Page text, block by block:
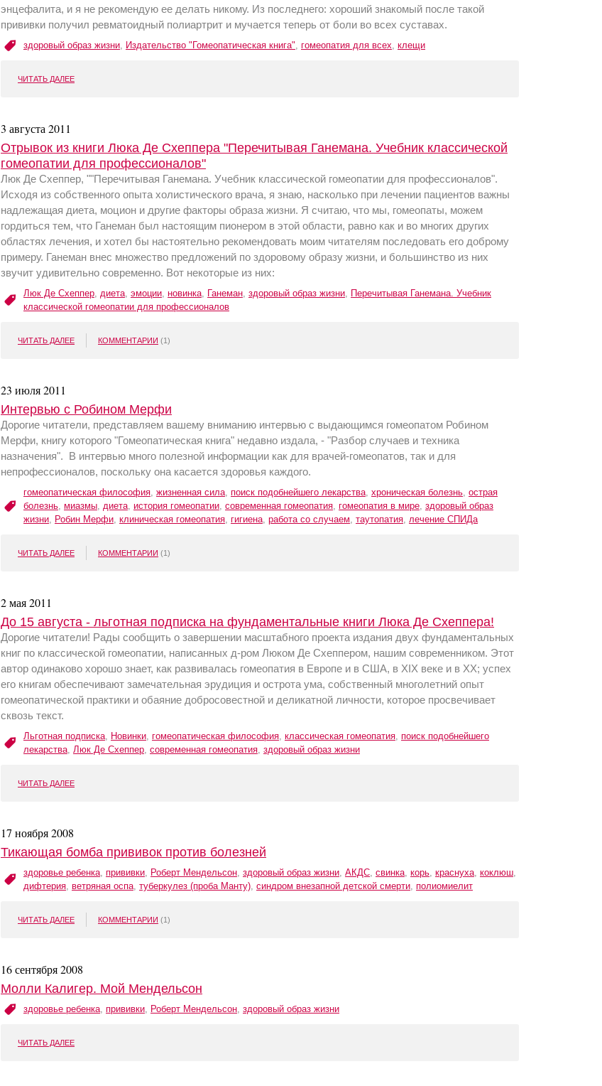
энцефалита, и я не рекомендую ее делать никому. Из последнего: хороший знакомый после такой
прививки получил ревматоидный полиартрит и мучается теперь от боли во всех суставах.
здоровый образ жизни, Издательство "Гомеопатическая книга", гомеопатия для всех, клещи
ЧИТАТЬ ДАЛЕЕ
3 августа 2011
Отрывок из книги Люка Де Схеппера "Перечитывая Ганемана. Учебник классической
гомеопатии для профессионалов"
Люк Де Схеппер, ""Перечитывая Ганемана. Учебник классической гомеопатии для профессионалов".
Исходя из собственного опыта холистического врача, я знаю, насколько при лечении пациентов важны
надлежащая диета, моцион и другие факторы образа жизни. Я считаю, что мы, гомеопаты, можем
гордиться тем, что Ганеман был настоящим пионером в этой области, равно как и во многих других
областях лечения, и хотел бы настоятельно рекомендовать моим читателям последовать его доброму
примеру. Ганеман внес множество предложений по здоровому образу жизни, и большинство из них
звучит удивительно современно. Вот некоторые из них:
Люк Де Схеппер, диета, эмоции, новинка, Ганеман, здоровый образ жизни, Перечитывая Ганемана. Учебник
классической гомеопатии для профессионалов
ЧИТАТЬ ДАЛЕЕ КОММЕНТАРИИ (1)
23 июля 2011
Интервью с Робином Мерфи
Дорогие читатели, представляем вашему вниманию интервью с выдающимся гомеопатом Робином
Мерфи, книгу которого "Гомеопатическая книга" недавно издала, - "Разбор случаев и техника
назначения". В интервью много полезной информации как для врачей-гомеопатов, так и для
непрофессионалов, поскольку она касается здоровья каждого.
гомеопатическая философия, жизненная сила, поиск подобнейшего лекарства, хроническая болезнь, острая
болезнь, миазмы, диета, история гомеопатии, современная гомеопатия, гомеопатия в мире, здоровый образ
жизни, Робин Мерфи, клиническая гомеопатия, гигиена, работа со случаем, таутопатия, лечение СПИДа
ЧИТАТЬ ДАЛЕЕ КОММЕНТАРИИ (1)
2 мая 2011
До 15 августа - льготная подписка на фундаментальные книги Люка Де Схеппера!
Дорогие читатели! Рады сообщить о завершении масштабного проекта издания двух фундаментальных
книг по классической гомеопатии, написанных д-ром Люком Де Схеппером, нашим современником. Этот
автор одинаково хорошо знает, как развивалась гомеопатия в Европе и в США, в ХIХ веке и в ХХ; успех
его книгам обеспечивают замечательная эрудиция и острота ума, собственный многолетний опыт
гомеопатической практики и обаяние добросовестной и деликатной личности, которое просвечивает
сквозь текст.
Льготная подписка, Новинки, гомеопатическая философия, классическая гомеопатия, поиск подобнейшего
лекарства, Люк Де Схеппер, современная гомеопатия, здоровый образ жизни
ЧИТАТЬ ДАЛЕЕ
17 ноября 2008
Тикающая бомба прививок против болезней
здоровье ребенка, прививки, Роберт Мендельсон, здоровый образ жизни, АКДС, свинка, корь, краснуха, коклюш,
дифтерия, ветряная оспа, туберкулез (проба Манту), синдром внезапной детской смерти, полиомиелит
ЧИТАТЬ ДАЛЕЕ КОММЕНТАРИИ (1)
16 сентября 2008
Молли Калигер. Мой Мендельсон
здоровье ребенка, прививки, Роберт Мендельсон, здоровый образ жизни
ЧИТАТЬ ДАЛЕЕ